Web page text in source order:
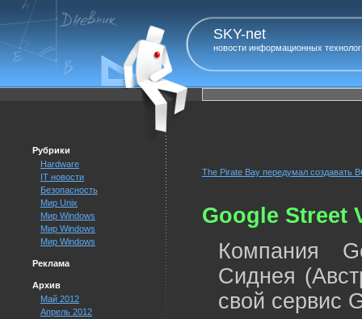
SKY-net
новости информационных
Рубрики
Hardware
IT новости
Безопасность
Мир Unix
Мир Windows
Мир Windows
Мир Windows
Реклама
Архив
Май 2012
Апрель 2012
The Pirate Bay передумал создавать
Google Street
Компания
Сиднея
свой сервис